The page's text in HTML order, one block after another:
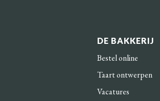
DE BAKKERIJ
Bestel online
Taart ontwerpen
Vacatures